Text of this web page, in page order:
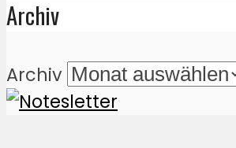
Archiv
Archiv